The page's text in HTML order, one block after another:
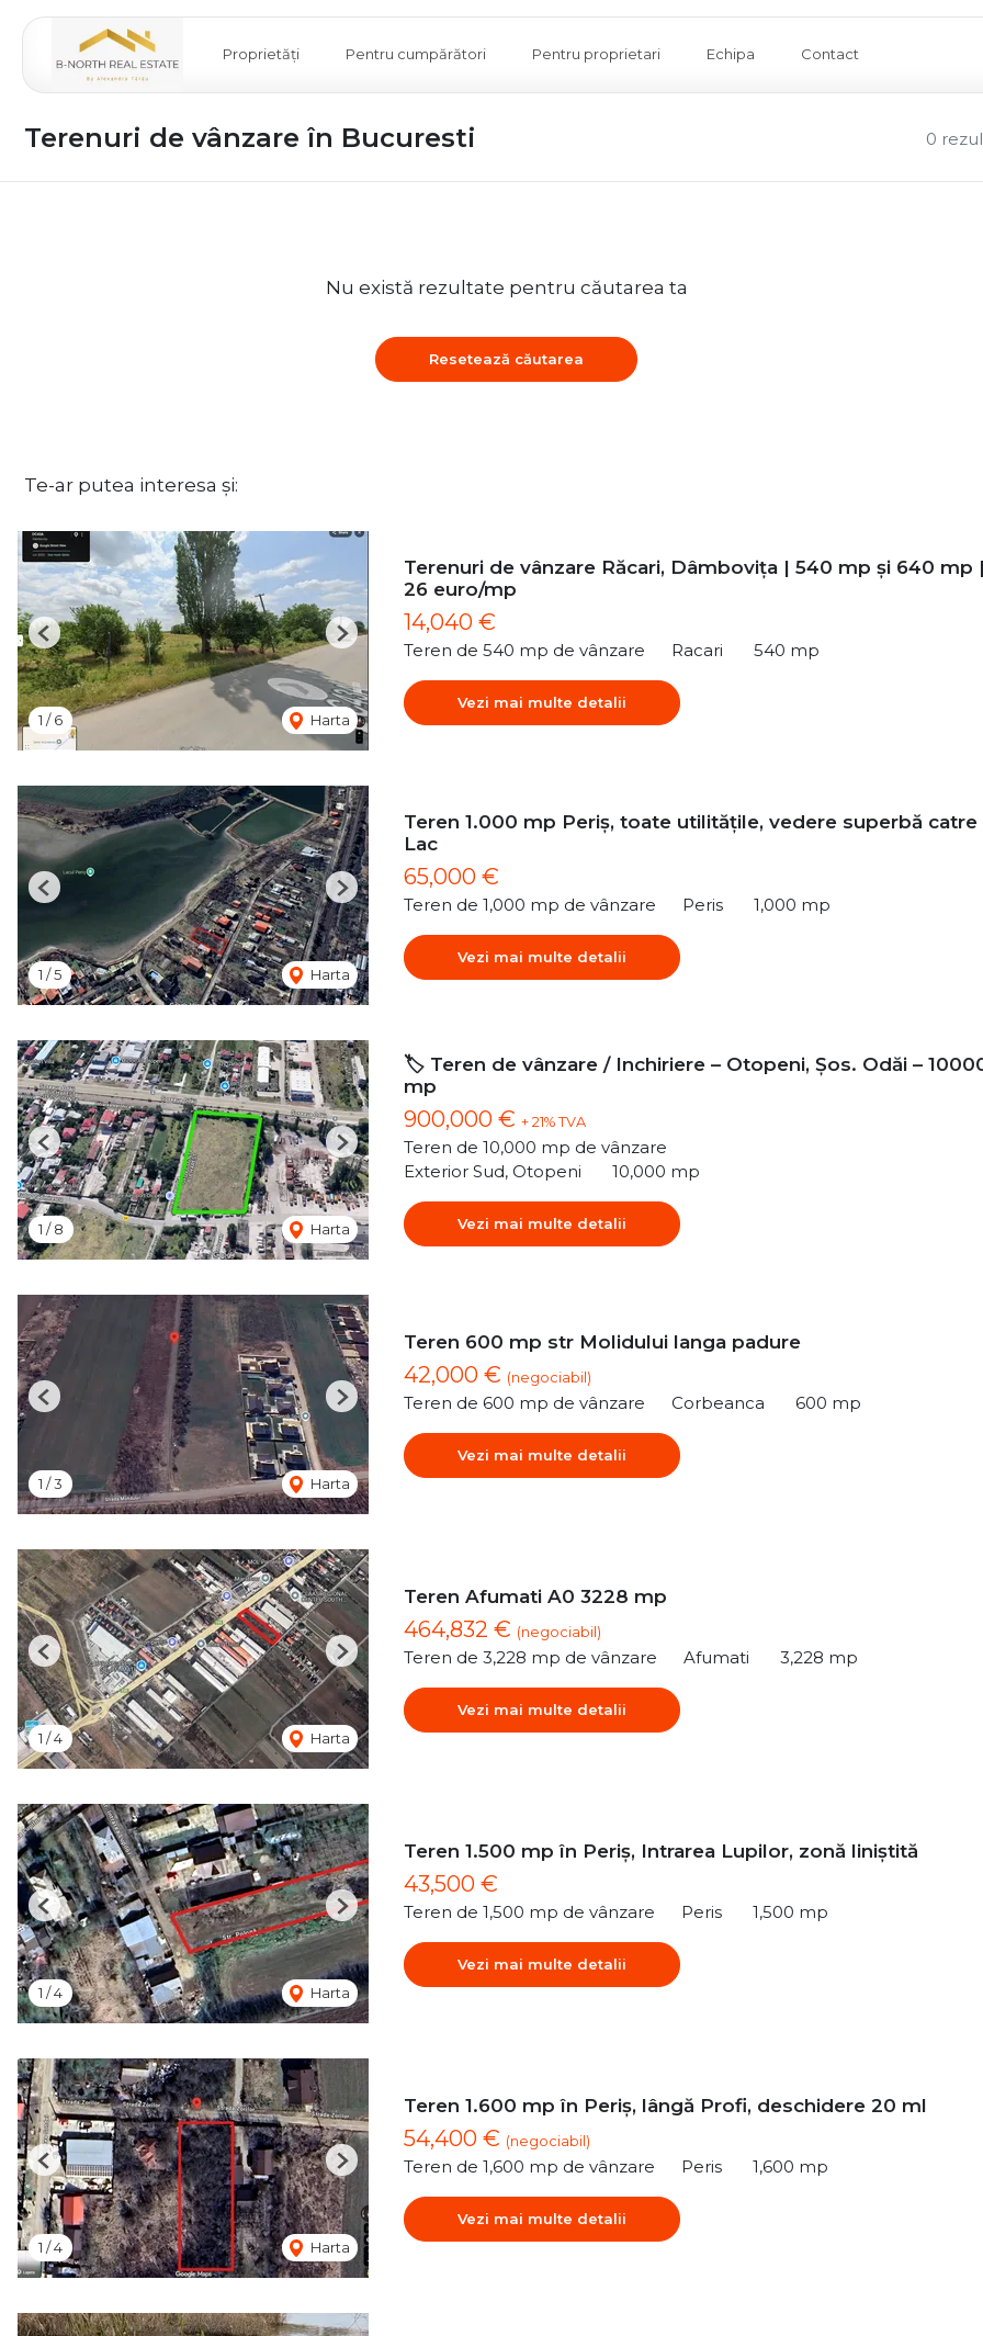
Proprietăți Pentru cumpărători Pentru proprietari Echipa Contact
0
Terenuri de vânzare în Bucuresti
Nu există rezultate pentru căutarea ta
Resetează căutarea
Te-ar putea interesa și:
1 /6 Harta
Previous Next
Terenuri de vânzare Răcari, Dâmbovița | 540 mp și 640 mp
26 euro/mp
14,040 €
Teren de 540 mp de vânzare Racari 540 mp
Vezi mai multe detalii
1 /5 Harta
Previous Next
Teren 1.000 mp Periș, toate utilitățile, vedere superbă catre
Lac
65,000 €
Teren de 1,000 mp de vânzare Peris 1,000 mp
Vezi mai multe detalii
1 /8 Harta
Previous Next
🏷️ Teren de vânzare / Inchiriere – Otopeni, Șos. Odăi –
mp
900,000 € + 21% TVA
Teren de 10,000 mp de vânzare
Exterior Sud, Otopeni
10,000 mp
Vezi mai multe detalii
1 /3 Harta
Previous Next
Teren 600 mp str Molidului langa padure
42,000 € (negociabil)
Teren de 600 mp de vânzare Corbeanca 600 mp
Vezi mai multe detalii
1 /4 Harta
Previous Next
Teren Afumati A0 3228 mp
464,832 € (negociabil)
Teren de 3,228 mp de vânzare Afumati 3,228 mp
Vezi mai multe detalii
1 /4 Harta
Previous Next
Teren 1.500 mp în Periș, Intrarea Lupilor, zonă liniștită
43,500 €
Teren de 1,500 mp de vânzare Peris 1,500 mp
Vezi mai multe detalii
1 /4 Harta
Previous Next
Teren 1.600 mp în Periș, lângă Profi, deschidere 20 ml
54,400 € (negociabil)
Teren de 1,600 mp de vânzare Peris 1,600 mp
Vezi mai multe detalii